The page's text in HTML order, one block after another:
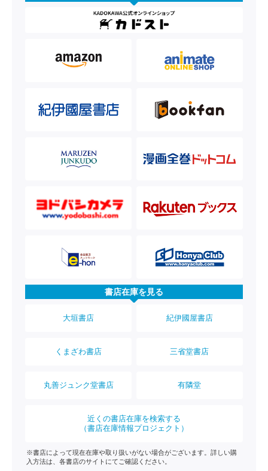
書店在庫を見る
大垣書店 紀伊國屋書店
くまざわ書店 三省堂書店
丸善ジュンク堂書店 有隣堂
近くの書店在庫を検索する
（書店在庫情報プロジェクト）
※書店によって現在在庫や取り扱いがない場合がございます。詳しい購
入方法は、各書店のサイトにてご確認ください。